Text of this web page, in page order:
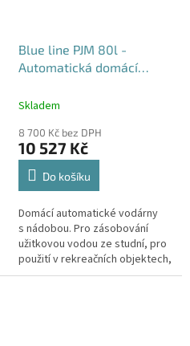
Blue line PJM 80l -
Automatická domácí
Skladem
8 700 Kč bez DPH
10 527 Kč
Do košíku
Domácí automatické vodárny
s nádobou. Pro zásobování
užitkovou vodou ze studní, pro
použití v rekreačních objektech,
na zahradách a pro zavlažování.